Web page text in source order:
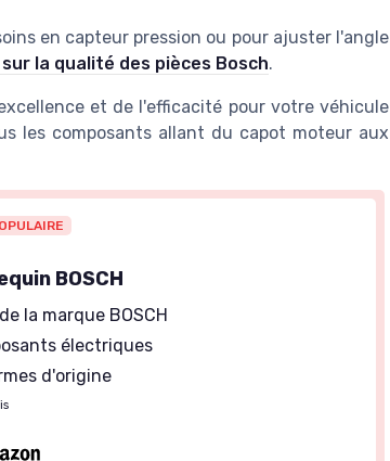
en capteur pression ou pour ajuster l'angle
la qualité des pièces Bosch.
et de l'efficacité pour votre véhicule
les composants allant du capot moteur aux
BOSCH
la marque BOSCH
électriques
d'origine